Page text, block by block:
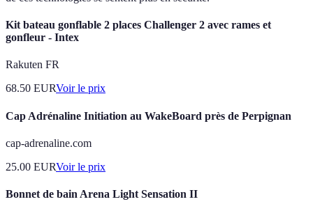
Kit bateau gonflable 2 places Challenger 2 avec rames et
gonfleur - Intex
Rakuten FR
68.50 EURVoir le prix
Cap Adrénaline Initiation au WakeBoard près de Perpignan
cap-adrenaline.com
25.00 EURVoir le prix
Bonnet de bain Arena Light Sensation II